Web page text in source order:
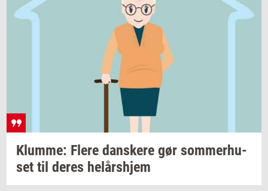
Klum­me: Flere dan­ske­re gør som­mer­hu­
set til deres helårs­hjem